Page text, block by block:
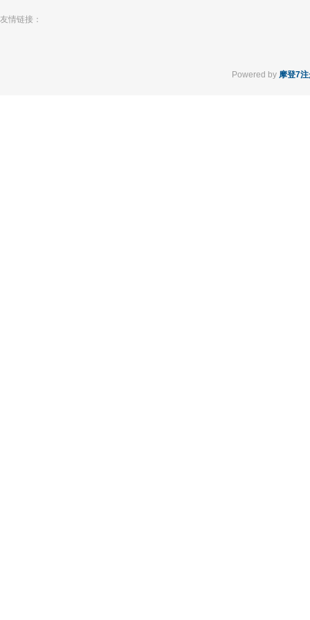
友情链接：
Powered by 摩登7